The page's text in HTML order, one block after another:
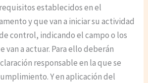
establecidos en el
y que van a iniciar su actividad
control, indicando el campo o los
van a actuar. Para ello deberán
responsable en la que se
Y en aplicación del